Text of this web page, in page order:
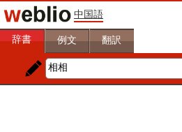
中国語
辞書 例文 翻訳